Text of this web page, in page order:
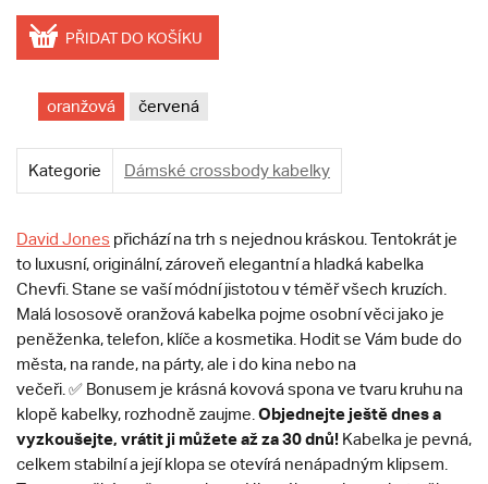
PŘIDAT DO KOŠÍKU
oranžová červená
Kategorie Dámské crossbody kabelky
David Jones přichází na trh s nejednou kráskou. Tentokrát je
to luxusní, originální, zároveň elegantní a hladká kabelka
Chevfi. Stane se vaší módní jistotou v téměř všech kruzích.
Malá lososově oranžová kabelka pojme osobní věci jako je
peněženka, telefon, klíče a kosmetika. Hodit se Vám bude do
města, na rande, na párty, ale i do kina nebo na
večeři. ✅ Bonusem je krásná kovová spona ve tvaru kruhu na
klopě kabelky, rozhodně zaujme. Objednejte ještě dnes a
vyzkoušejte, vrátit ji můžete až za 30 dnů! Kabelka je pevná,
celkem stabilní a její klopa se otevírá nenápadným klipsem.